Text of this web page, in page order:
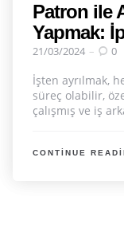
Patron ile
Yapmak:
21/03/2024 0
İşten ayrılmak,
süreç olabilir,
çalışmış ve iş
CONTINUE